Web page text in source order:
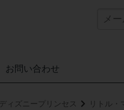
お問い合わせ
ディズニープリンセス リトル・